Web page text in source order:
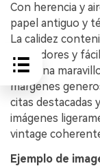
Con herencia y
papel antiguo y
La calidez
acogedores y
funciona
márgenes
citas destacadas
imágenes
vintage
Ejemplo de